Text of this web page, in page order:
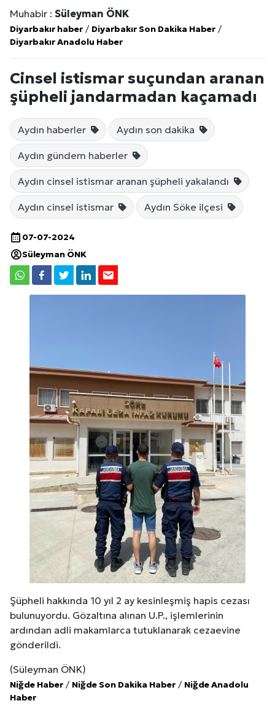
Muhabir : Süleyman ÖNK
Diyarbakır haber / Diyarbakır Son Dakika Haber /
Diyarbakır Anadolu Haber
Cinsel istismar suçundan aranan
şüpheli jandarmadan kaçamadı
Aydın haberler Aydın son dakika
Aydın gündem haberler
Aydın cinsel istismar aranan şüpheli yakalandı
Aydın cinsel istismar Aydın Söke ilçesi
07-07-2024
Süleyman ÖNK
Şüpheli hakkında 10 yıl 2 ay kesinleşmiş hapis cezası
bulunuyordu. Gözaltına alınan U.P., işlemlerinin
ardından adli makamlarca tutuklanarak cezaevine
gönderildi.
(Süleyman ÖNK)
Niğde Haber / Niğde Son Dakika Haber / Niğde Anadolu
Haber